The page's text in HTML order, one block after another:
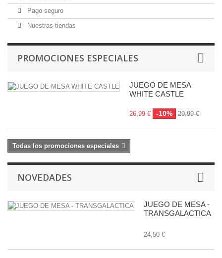
Pago seguro
Nuestras tiendas
PROMOCIONES ESPECIALES
JUEGO DE MESA
WHITE CASTLE
26,99 € -10% 29,99 €
Todas los promociones especiales
NOVEDADES
JUEGO DE MESA -
TRANSGALACTICA
24,50 €